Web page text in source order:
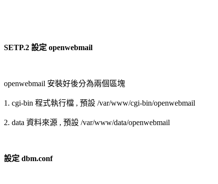
SETP.2 設定 openwebmail
openwebmail 安裝好後分為兩個區塊
1. cgi-bin 程式執行檔 , 預設 /var/www/cgi-bin/openwebmail
2. data 資料來源 , 預設 /var/www/data/openwebmail
設定 dbm.conf